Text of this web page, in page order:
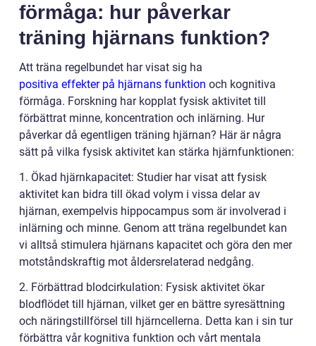
förmåga: hur påverkar
träning hjärnans funktion?
Att träna regelbundet har visat sig ha
positiva effekter på hjärnans funktion och kognitiva
förmåga. Forskning har kopplat fysisk aktivitet till
förbättrat minne, koncentration och inlärning. Hur
påverkar då egentligen träning hjärnan? Här är några
sätt på vilka fysisk aktivitet kan stärka hjärnfunktionen:
1. Ökad hjärnkapacitet: Studier har visat att fysisk
aktivitet kan bidra till ökad volym i vissa delar av
hjärnan, exempelvis hippocampus som är involverad i
inlärning och minne. Genom att träna regelbundet kan
vi alltså stimulera hjärnans kapacitet och göra den mer
motståndskraftig mot åldersrelaterad nedgång.
2. Förbättrad blodcirkulation: Fysisk aktivitet ökar
blodflödet till hjärnan, vilket ger en bättre syresättning
och näringstillförsel till hjärncellerna. Detta kan i sin tur
förbättra vår kognitiva funktion och vårt mentala